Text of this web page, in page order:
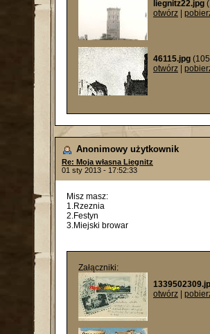
liegnitz22.jpg
otwórz
46115.jpg
otwórz
Anonimowy użytkownik
Re: Moja własna Liegnitz
01 sty 2013 - 17:52:33
Misz masz:
1.Rzeznia
2.Festyn
3.Miejski browar
Załączniki:
otwórz